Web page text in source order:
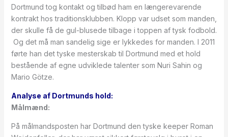
Dortmund tog kontakt og tilbød ham en længerevarende
kontrakt hos traditionsklubben. Klopp var udset som manden,
der skulle få de gul-blusede tilbage i toppen af tysk fodbold.
Og det må man sandelig sige er lykkedes for manden. I 2011
førte han det tyske mesterskab til Dortmund med et hold
bestående af egne udviklede talenter som Nuri Sahin og
Mario Götze.
Analyse af Dortmunds hold:
Målmænd:
På målmandsposten har Dortmund den tyske keeper Roman